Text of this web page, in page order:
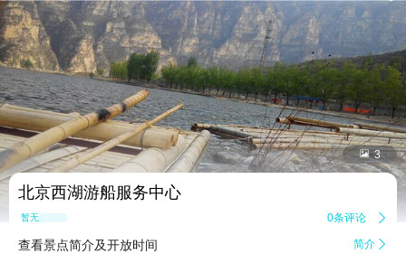
 3
北京西湖游船服务中心
暂无点评 0条评论 
查看景点简介及开放时间 简介 
